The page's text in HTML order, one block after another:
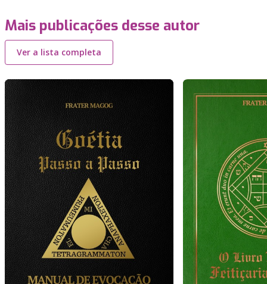
Mais publicações desse autor
Ver a lista completa